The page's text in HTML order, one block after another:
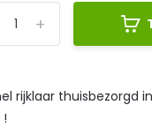
+
rijklaar thuisbezorgd
!